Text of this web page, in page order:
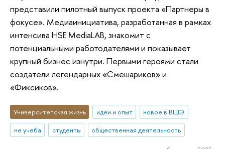
представили пилотный выпуск проекта «Партнеры в
фокусе». Медиаинициатива, разработанная в рамках
интенсива HSE MediaLAB, знакомит с
потенциальными работодателями и показывает
крупный бизнес изнутри. Первыми героями стали
создатели легендарных «Смешариков» и
«Фиксиков».
Университетская жизнь идеи и опыт
новое в ВШЭ
не учеба
студенты общественная деятельность